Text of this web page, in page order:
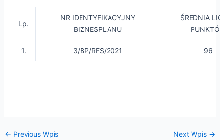
Lp.
NR IDENTYFIKACYJNY
BIZNESPLANU
ŚREDNIA
1. 3/BP/RFS/2021 96
← Previous Wpis Next Wpis →